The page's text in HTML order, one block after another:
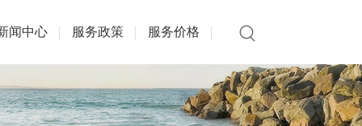
闻中心 服务政策 服务价格